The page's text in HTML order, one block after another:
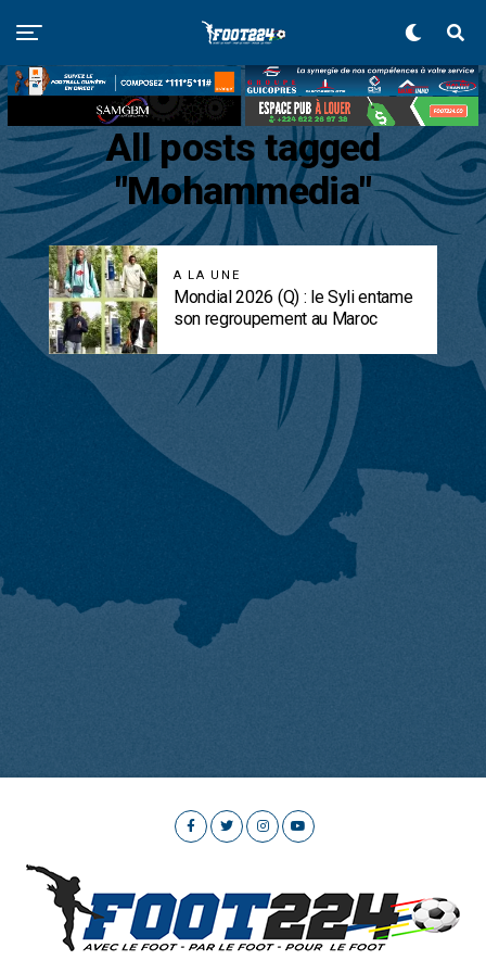
All posts tagged
"Mohammedia"
A LA UNE
Mondial 2026 (Q) : le Syli entame
son regroupement au Maroc